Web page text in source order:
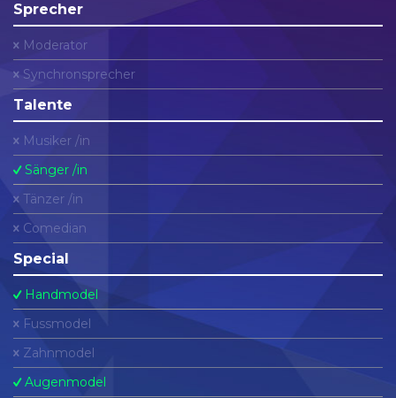
Sprecher
Moderator
Synchronsprecher
Talente
Musiker /in
Sänger /in
Tänzer /in
Comedian
Special
Handmodel
Fussmodel
Zahnmodel
Augenmodel